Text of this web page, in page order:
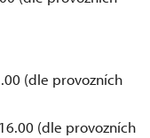
(dle provozních
(dle provozních